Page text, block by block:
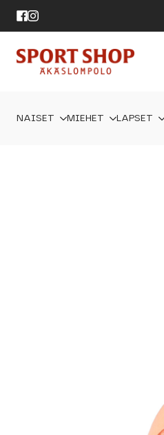
NAISET MIEHET LAPSET